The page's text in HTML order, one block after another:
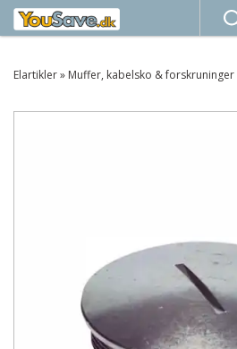
Elartikler» Muffer, kabelsko & forskruninger